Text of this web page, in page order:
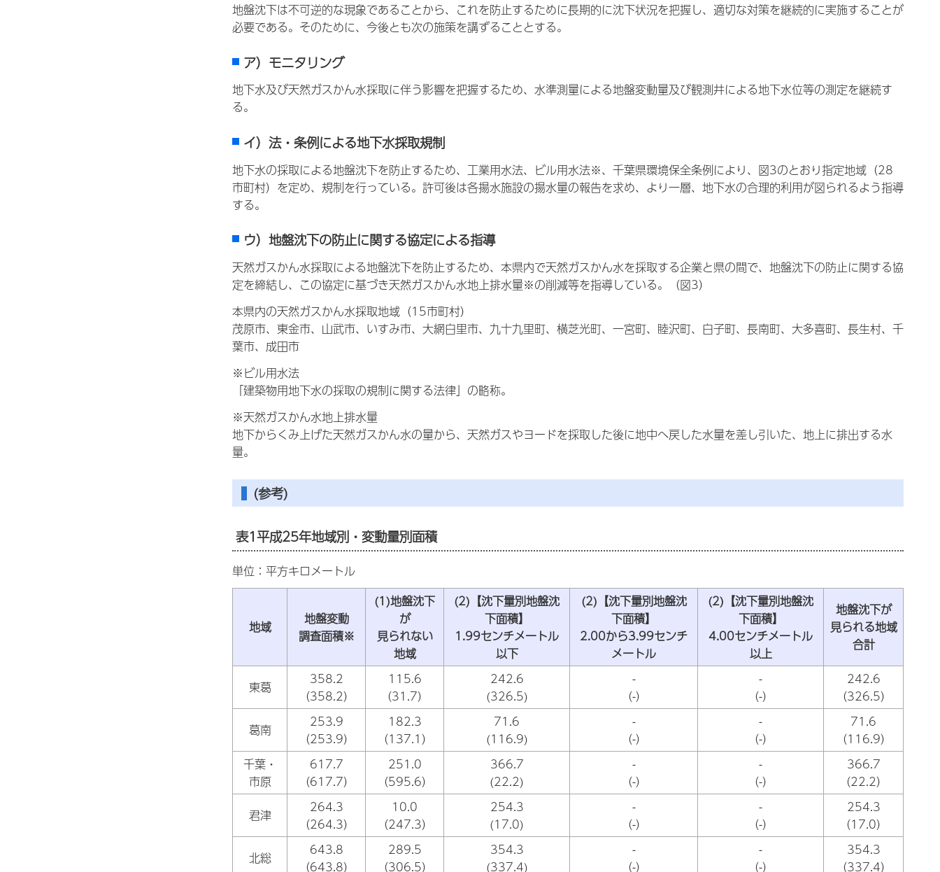
地盤沈下は不可逆的な現象であることから、これを防止するために長期的に沈下状況を把握し、適切な対策を継続的に実施することが
必要である。そのために、今後とも次の施策を講ずることとする。
ア）モニタリング
地下水及び天然ガスかん水採取に伴う影響を把握するため、水準測量による地盤変動量及び観測井による地下水位等の測定を継続す
る。
イ）法・条例による地下水採取規制
地下水の採取による地盤沈下を防止するため、工業用水法、ビル用水法※、千葉県環境保全条例により、図3のとおり指定地域（28
市町村）を定め、規制を行っている。許可後は各揚水施設の揚水量の報告を求め、より一層、地下水の合理的利用が図られるよう指導
する。
ウ）地盤沈下の防止に関する協定による指導
天然ガスかん水採取による地盤沈下を防止するため、本県内で天然ガスかん水を採取する企業と県の間で、地盤沈下の防止に関する協
定を締結し、この協定に基づき天然ガスかん水地上排水量※の削減等を指導している。（図3）
本県内の天然ガスかん水採取地域（15市町村）
茂原市、東金市、山武市、いすみ市、大網白里市、九十九里町、横芝光町、一宮町、睦沢町、白子町、長南町、大多喜町、長生村、千
葉市、成田市
※ビル用水法
「建築物用地下水の採取の規制に関する法律」の略称。
※天然ガスかん水地上排水量
地下からくみ上げた天然ガスかん水の量から、天然ガスやヨードを採取した後に地中へ戻した水量を差し引いた、地上に排出する水
量。
(参考)
表1平成25年地域別・変動量別面積
単位：平方キロメートル
地域
地盤変動
調査面積※
(1)地盤沈下
が
見られない
地域
(2)【沈下量別地盤沈
下面積】
1.99センチメートル
以下
(2)【沈下量別地盤沈
下面積】
2.00から3.99センチ
メートル
(2)【沈下量別地盤沈
下面積】
4.00センチメートル
以上
地盤沈下が
見られる地域
合計
東葛
358.2
（358.2）
115.6
（31.7）
242.6
(326.5)
-
（-）
-
（-）
242.6
（326.5）
葛南
253.9
（253.9）
182.3
（137.1）
71.6
(116.9)
-
（-）
-
（-）
71.6
（116.9）
千葉・
市原
617.7
（617.7）
251.0
（595.6）
366.7
(22.2)
-
（-）
-
（-）
366.7
（22.2）
君津
264.3
（264.3）
10.0
（247.3）
254.3
(17.0)
-
（-）
-
（-）
254.3
（17.0）
北総
643.8
（643.8）
289.5
（306.5）
354.3
(337.4)
-
（-）
-
（-）
354.3
（337.4）